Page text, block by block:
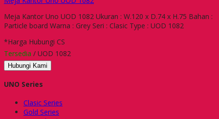
Meja Kantor Uno UOD 1082 Ukuran : W.120 x D.74 x H.75 Bahan :
Particle board Warna : Grey Seri : Clasic Type : UOD 1082
*Harga Hubungi CS
Tersedia / UOD 1082
Hubungi Kami
UNO Series
Clasic Series
Gold Series